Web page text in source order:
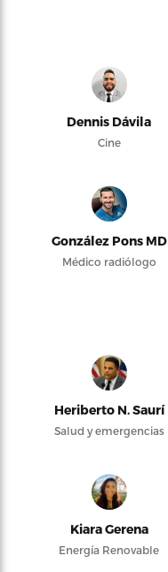
Dennis Dávila
Cine
González Pons MD
Médico radiólogo
Heriberto N. Saurí
Salud y emergencias
Kiara Gerena
Energía Renovable